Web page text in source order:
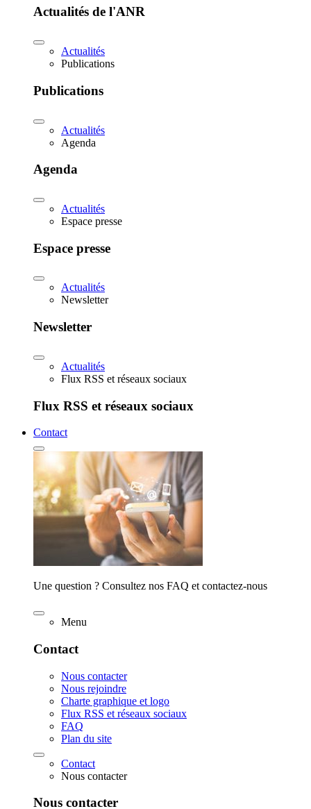
Actualités de l'ANR
Actualités
Publications
Publications
Actualités
Agenda
Agenda
Actualités
Espace presse
Espace presse
Actualités
Newsletter
Newsletter
Actualités
Flux RSS et réseaux sociaux
Flux RSS et réseaux sociaux
Contact
Une question ? Consultez nos FAQ et contactez-nous
Menu
Contact
Nous contacter
Nous rejoindre
Charte graphique et logo
Flux RSS et réseaux sociaux
FAQ
Plan du site
Contact
Nous contacter
Nous contacter